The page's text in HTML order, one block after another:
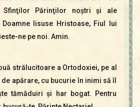
Sfinţilor Părinţilor noştri şi ale
Iisuse Hristoase, Fiul lui
ne pe noi. Amin.
strălucitoare a Ortodoxiei, pe al
apărare, cu bucurie în inimi să îl
tămăduiri şi har bogat. Pentru